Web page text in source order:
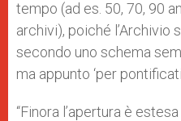
tempo (ad es. 50, 70, 90
archivi), poiché l’Archivio
secondo uno schema
ma appunto ‘per
“Finora l’apertura è